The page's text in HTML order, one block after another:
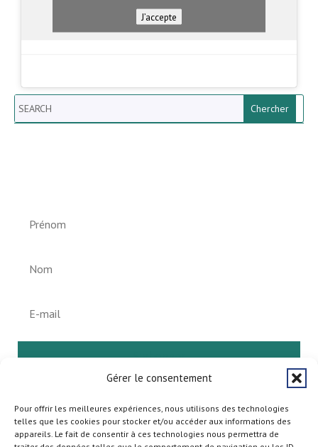
Gérer le consentement
Pour offrir les meilleures expériences, nous utilisons des technologies
telles que les cookies pour stocker et/ou accéder aux informations des
appareils. Le fait de consentir à ces technologies nous permettra de
J’accepte
Search
S'abonner